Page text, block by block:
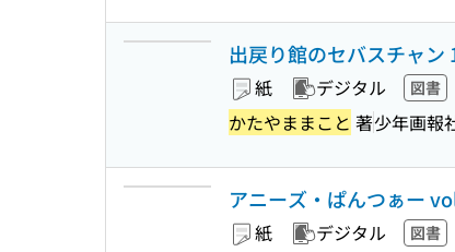
出戻り館のセバスチャン
紙 デジタル 図書
かたやままこと 著少年画報
アニーズ・ぱんつぁー
紙 デジタル 図書